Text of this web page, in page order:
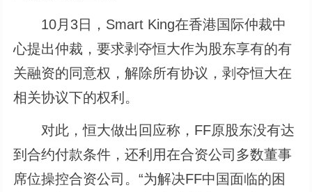
10月3日，Smart King在香港国际仲裁中
心提出仲裁，要求剥夺恒大作为股东享有的有
关融资的同意权，解除所有协议，剥夺恒大在
相关协议下的权利。
对此，恒大做出回应称，FF原股东没有达
到合约付款条件，还利用在合资公司多数董事
席位操控合资公司。“为解决FF中国面临的困